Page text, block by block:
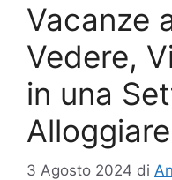
Vacanze
Vedere,
in una
3 Agosto 2024 di